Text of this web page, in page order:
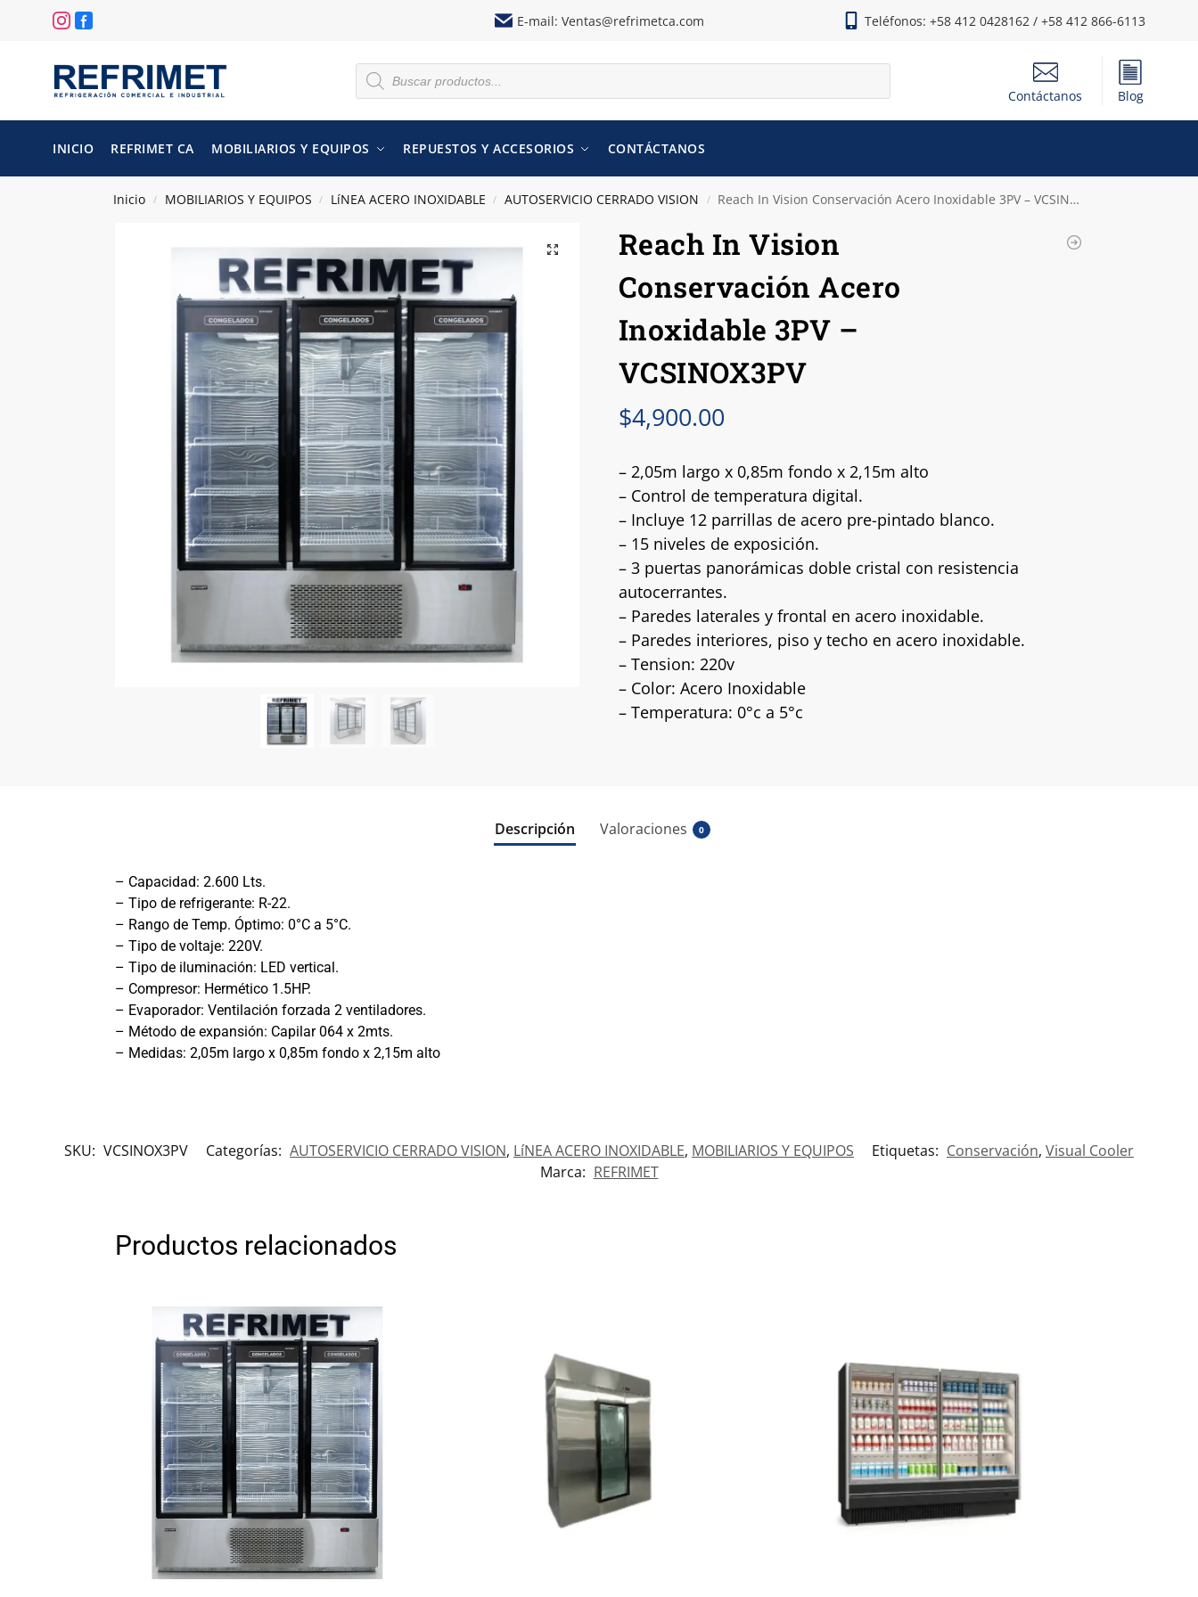
E-mail: Ventas@refrimetca.com Teléfonos: +58 412 0428162 / +58 412 866-6113
Contáctanos Blog
INICIO REFRIMET CA MOBILIARIOS Y EQUIPOS REPUESTOS Y ACCESORIOS CONTÁCTANOS
Inicio / MOBILIARIOS Y EQUIPOS / LíNEA ACERO INOXIDABLE / AUTOSERVICIO CERRADO VISION / Reach In Vision Conservación Acero Inoxidable 3PV – VCSINOX3PV
Reach In Vision
Conservación Acero
Inoxidable 3PV –
VCSINOX3PV
$4,900.00
– 2,05m largo x 0,85m fondo x 2,15m alto
– Control de temperatura digital.
– Incluye 12 parrillas de acero pre-pintado blanco.
– 15 niveles de exposición.
– 3 puertas panorámicas doble cristal con resistencia
autocerrantes.
– Paredes laterales y frontal en acero inoxidable.
– Paredes interiores, piso y techo en acero inoxidable.
– Tension: 220v
– Color: Acero Inoxidable
– Temperatura: 0°c a 5°c
Descripción Valoraciones 0
– Capacidad: 2.600 Lts.
– Tipo de refrigerante: R-22.
– Rango de Temp. Óptimo: 0°C a 5°C.
– Tipo de voltaje: 220V.
– Tipo de iluminación: LED vertical.
– Compresor: Hermético 1.5HP.
– Evaporador: Ventilación forzada 2 ventiladores.
– Método de expansión: Capilar 064 x 2mts.
– Medidas: 2,05m largo x 0,85m fondo x 2,15m alto
SKU: VCSINOX3PV Categorías: AUTOSERVICIO CERRADO VISION, LíNEA ACERO INOXIDABLE, MOBILIARIOS Y EQUIPOS Etiquetas: Conservación, Visual Cooler
Marca: REFRIMET
Productos relacionados